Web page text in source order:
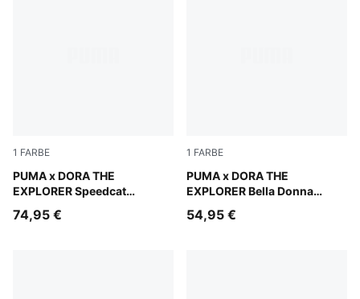
1 FARBE
PUMA x DORA THE
EXPLORER Speedcat
Mauve Glow-Powder Pink
74,95 €
1 FARBE
PUMA x DORA THE
EXPLORER Bella Donna
Chambray Blue-PUMA White
54,95 €